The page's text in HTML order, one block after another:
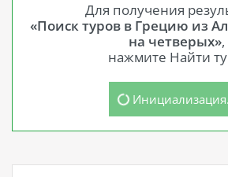
Для получения
«Поиск туров в Грецию из
на четверых»,
нажмите Найти